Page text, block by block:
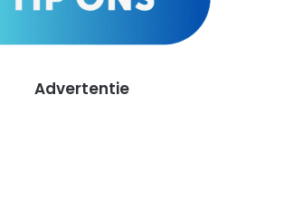
Advertentie